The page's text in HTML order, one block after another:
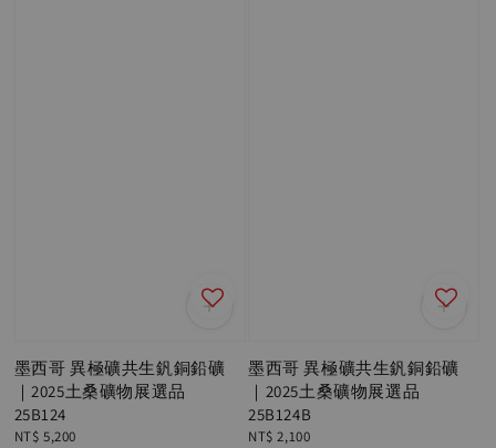
墨西哥 異極礦共生釩銅鉛礦
｜2025土桑礦物展選品
25B124
Regular
NT$ 5,200
墨西哥 異極礦共生釩銅鉛礦
｜2025土桑礦物展選品
25B124B
Regular
NT$ 2,100